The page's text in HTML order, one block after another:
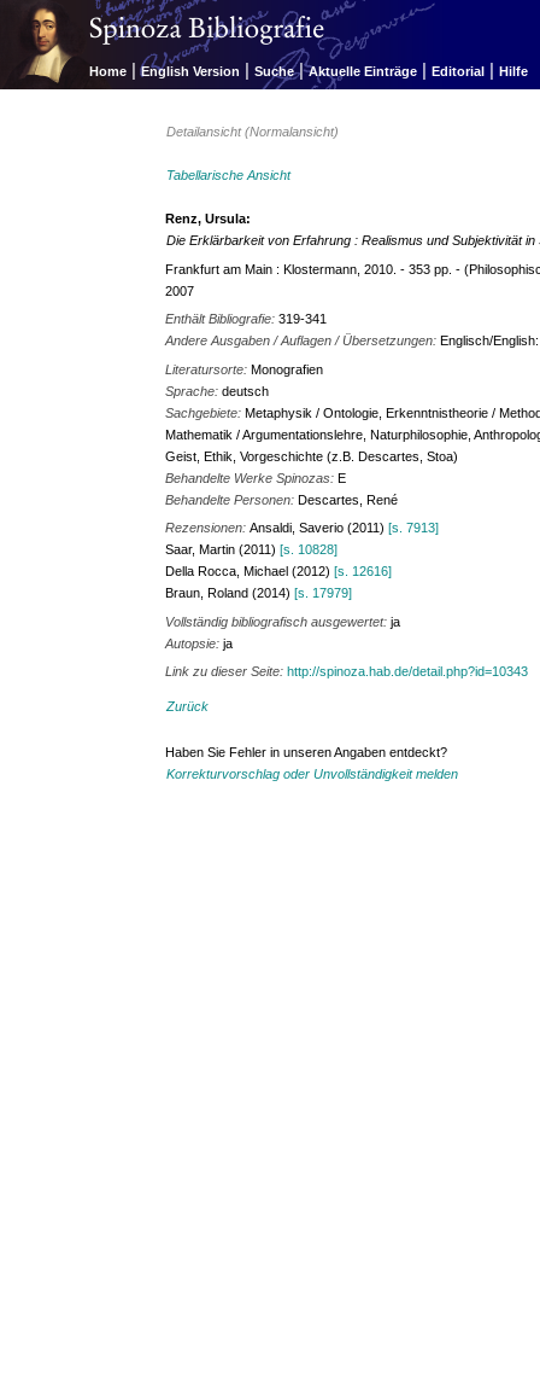
Home | English Version | Suche | Aktuelle Einträge | Editorial | Hilfe
Detailansicht (Normalansicht)
Tabellarische Ansicht
Renz, Ursula:
Die Erklärbarkeit von Erfahrung : Realismus und Subjektivität
Frankfurt am Main : Klostermann, 2010. - 353 pp. -
2007
Enthält Bibliografie:319-341
Andere Ausgaben / Auflagen / Übersetzungen:Englisch/
Literatursorte:Monografien
Sprache:deutsch
Sachgebiete:Metaphysik / Ontologie, Erkenntnistheorie /
Mathematik / Argumentationslehre, Naturphilosophie,
Geist, Ethik, Vorgeschichte (z.B. Descartes, Stoa)
Behandelte Werke Spinozas:E
Behandelte Personen:Descartes, René
Rezensionen:Ansaldi, Saverio (2011)[s. 7913]
Saar, Martin (2011)[s. 10828]
Della Rocca, Michael (2012)[s. 12616]
Braun, Roland (2014)[s. 17979]
Vollständig bibliografisch ausgewertet:ja
Autopsie:ja
Link zu dieser Seite:http://spinoza.hab.de/detail.php?id=10343
Zurück
Haben Sie Fehler in unseren Angaben entdeckt?
Korrekturvorschlag oder Unvollständigkeit melden